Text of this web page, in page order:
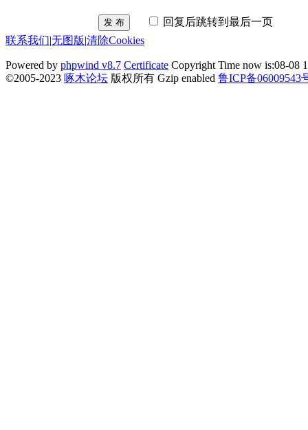
发 布
回复后跳转到最后一页
联系我们|无图版|清除Cookies
Powered by phpwind v8.7 Certificate Copyright Time now is:08-08
©2005-2023 啄木论坛 版权所有 Gzip enabled 鲁ICP备06009543